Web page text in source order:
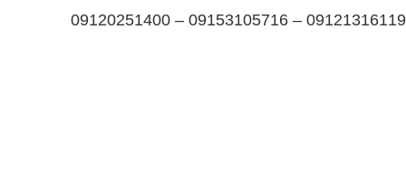
09121316119 – 09153105716 – 09120251400